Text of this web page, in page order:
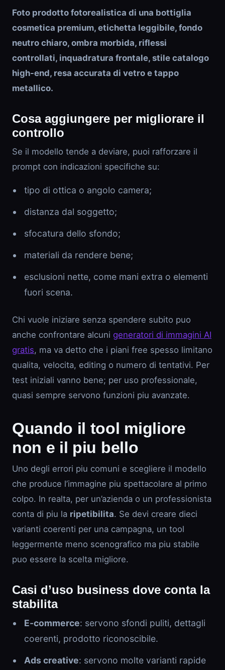
Foto prodotto fotorealistica di una bottiglia
cosmetica premium, etichetta leggibile, fondo
neutro chiaro, ombra morbida, riflessi
controllati, inquadratura frontale, stile catalogo
high-end, resa accurata di vetro e tappo
metallico.
Cosa aggiungere per migliorare il
controllo
Se il modello tende a deviare, puoi rafforzare il
prompt con indicazioni specifiche su:
tipo di ottica o angolo camera;
distanza dal soggetto;
sfocatura dello sfondo;
materiali da rendere bene;
esclusioni nette, come mani extra o elementi
fuori scena.
Chi vuole iniziare senza spendere subito puo
anche confrontare alcuni generatori di immagini AI
gratis, ma va detto che i piani free spesso limitano
qualita, velocita, editing o numero di tentativi. Per
test iniziali vanno bene; per uso professionale,
quasi sempre servono funzioni piu avanzate.
Quando il tool migliore
non e il piu bello
Uno degli errori piu comuni e scegliere il modello
che produce l’immagine piu spettacolare al primo
colpo. In realta, per un’azienda o un professionista
conta di piu la ripetibilita. Se devi creare dieci
varianti coerenti per una campagna, un tool
leggermente meno scenografico ma piu stabile
puo essere la scelta migliore.
Casi d’uso business dove conta la
stabilita
E-commerce: servono sfondi puliti, dettagli
coerenti, prodotto riconoscibile.
Ads creative: servono molte varianti rapide